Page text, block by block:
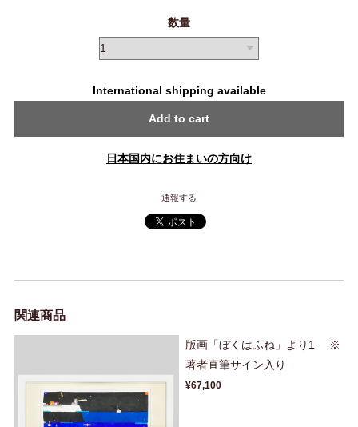
数量
International shipping available
Add to cart
日本国内にお住まいの方向け
通報する
関連商品
版画「ぼくはふね」より1 ※
著者直筆サイン入り
¥67,100